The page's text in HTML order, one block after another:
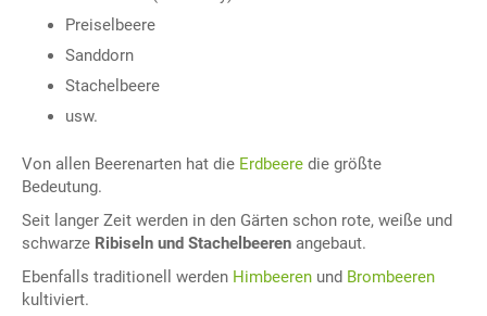
Preiselbeere
Sanddorn
Stachelbeere
usw.
Von allen Beerenarten hat die Erdbeere die größte
Bedeutung.
Seit langer Zeit werden in den Gärten schon rote, weiße und
schwarze Ribiseln und Stachelbeeren angebaut.
Ebenfalls traditionell werden Himbeeren und Brombeeren
kultiviert.